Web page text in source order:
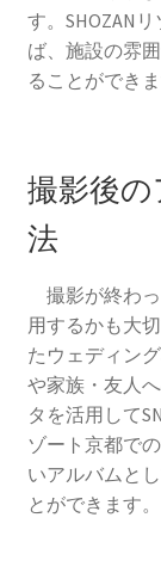
す。SHOZAN
ば、施設の雰
ることができま
撮影後
法
撮影が終わ
用するかも大
たウェディン
や家族・友人
タを活用して
ゾート京都で
いアルバムと
とができます。